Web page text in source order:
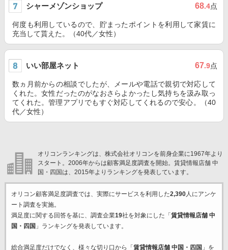
シャーメゾンショップ 68.4点
何度も利用しているので、貯まったポイントを利用して家賃に
充当して貰えた。（40代／女性）
いい部屋ネット 67.9点
数ヵ月前からの相談でしたが、メールや電話で親切で対応して
くれた。女性だったのがなおさらよかったし気持ちを汲み取っ
てくれた。管理アプリでもすぐ対応してくれるので安心。（40
代／女性）
オリコンランキングは、株式会社オリコンを前身企業に1967年より
スタート。2006年からは顧客満足度調査を開始。賃貸情報店舗 中
国・四国は、2015年よりランキングを発表しています。
オリコン顧客満足度調査では、実際にサービスを利用した2,390人にアンケ
ート調査を実施。
満足度に関する回答を基に、調査企業19社を対象にした「 賃貸情報店舗 中
国・四国 」ランキングを発表しています。
総合満足度だけでなく、様々な切り口から「 賃貸情報店舗 中国・四国 」を